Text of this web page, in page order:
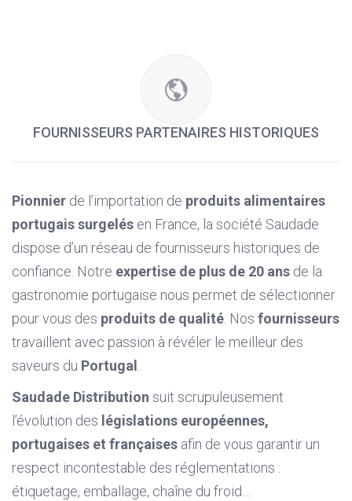
FOURNISSEURS PARTENAIRES HISTORIQUES
Pionnier de l’importation de produits alimentaires
portugais surgelés en France, la société Saudade
dispose d’un réseau de fournisseurs historiques de
confiance. Notre expertise de plus de 20 ans de la
gastronomie portugaise nous permet de sélectionner
pour vous des produits de qualité . Nos fournisseurs
travaillent avec passion à révéler le meilleur des
saveurs du Portugal
Saudade Distribution suit scrupuleusement
l’évolution des législations européennes,
portugaises et françaises afin de vous garantir un
respect incontestable des réglementations :
étiquetage, emballage, chaîne du froid…